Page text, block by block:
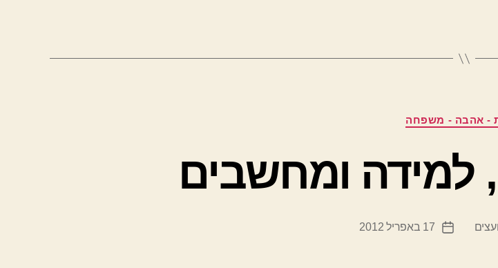
קטגוריות
- אהבה - משפחה
למידה ומחשבים
תאריך
17 באפריל 2012